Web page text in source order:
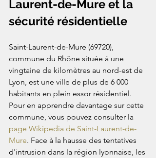
Laurent-de-Mure et la
sécurité résidentielle
Saint-Laurent-de-Mure (69720),
commune du Rhône située à une
vingtaine de kilomètres au nord-est de
Lyon, est une ville de plus de 6 000
habitants en plein essor résidentiel.
Pour en apprendre davantage sur cette
commune, vous pouvez consulter la
page Wikipedia de Saint-Laurent-de-
Mure. Face à la hausse des tentatives
d'intrusion dans la région lyonnaise, les